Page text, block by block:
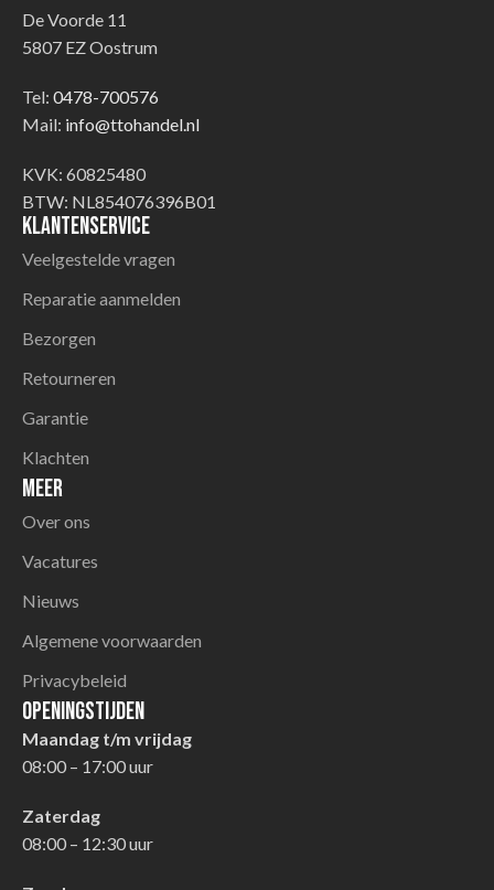
De Voorde 11
5807 EZ Oostrum
Tel: 0478-700576
Mail: info@ttohandel.nl
KVK: 60825480
BTW: NL854076396B01
Klantenservice
Veelgestelde vragen
Reparatie aanmelden
Bezorgen
Retourneren
Garantie
Klachten
Meer
Over ons
Vacatures
Nieuws
Algemene voorwaarden
Privacybeleid
Openingstijden
Maandag t/m vrijdag
08:00 – 17:00 uur
Zaterdag
08:00 – 12:30 uur